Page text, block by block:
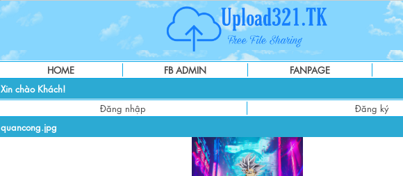
HOME FB ADMIN
FANPAGE
Xin chào Khách!
Đăng nhập
Đăng ký
quancong.jpg